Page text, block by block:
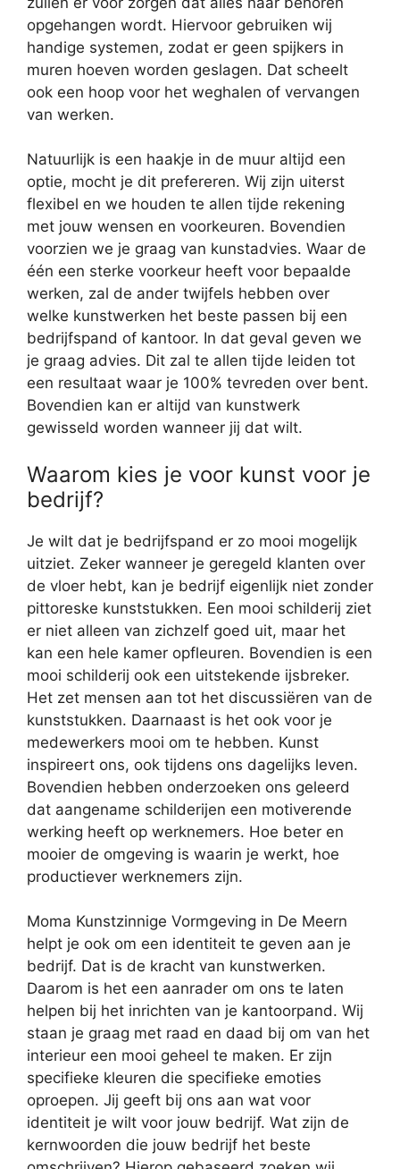
opgehangen wordt. Hiervoor gebruiken wij
handige systemen, zodat er geen spijkers in
muren hoeven worden geslagen. Dat scheelt
ook een hoop voor het weghalen of vervangen
van werken.
Natuurlijk is een haakje in de muur altijd een
optie, mocht je dit prefereren. Wij zijn uiterst
flexibel en we houden te allen tijde rekening
met jouw wensen en voorkeuren. Bovendien
voorzien we je graag van kunstadvies. Waar de
één een sterke voorkeur heeft voor bepaalde
werken, zal de ander twijfels hebben over
welke kunstwerken het beste passen bij een
bedrijfspand of kantoor. In dat geval geven we
je graag advies. Dit zal te allen tijde leiden tot
een resultaat waar je 100% tevreden over bent.
Bovendien kan er altijd van kunstwerk
gewisseld worden wanneer jij dat wilt.
Waarom kies je voor kunst voor je
bedrijf?
Je wilt dat je bedrijfspand er zo mooi mogelijk
uitziet. Zeker wanneer je geregeld klanten over
de vloer hebt, kan je bedrijf eigenlijk niet zonder
pittoreske kunststukken. Een mooi schilderij ziet
er niet alleen van zichzelf goed uit, maar het
kan een hele kamer opfleuren. Bovendien is een
mooi schilderij ook een uitstekende ijsbreker.
Het zet mensen aan tot het discussiëren van de
kunststukken. Daarnaast is het ook voor je
medewerkers mooi om te hebben. Kunst
inspireert ons, ook tijdens ons dagelijks leven.
Bovendien hebben onderzoeken ons geleerd
dat aangename schilderijen een motiverende
werking heeft op werknemers. Hoe beter en
mooier de omgeving is waarin je werkt, hoe
productiever werknemers zijn.
Moma Kunstzinnige Vormgeving in De Meern
helpt je ook om een identiteit te geven aan je
bedrijf. Dat is de kracht van kunstwerken.
Daarom is het een aanrader om ons te laten
helpen bij het inrichten van je kantoorpand. Wij
staan je graag met raad en daad bij om van het
interieur een mooi geheel te maken. Er zijn
specifieke kleuren die specifieke emoties
oproepen. Jij geeft bij ons aan wat voor
identiteit je wilt voor jouw bedrijf. Wat zijn de
kernwoorden die jouw bedrijf het beste